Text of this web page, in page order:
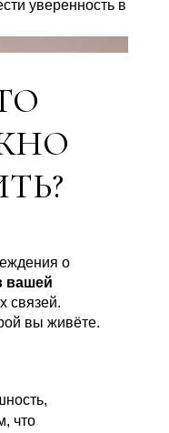
уверенность в
что
о
вашей
связей.
вы живёте.